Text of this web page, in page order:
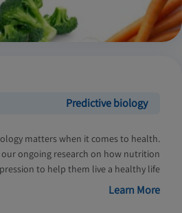
Predictive biology
matters when it comes to health.
our ongoing research on how nutrition
to help them live a healthy life.
Learn More